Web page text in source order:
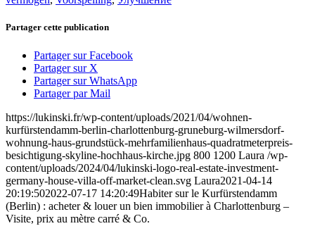
Partager cette publication
Partager sur Facebook
Partager sur X
Partager sur WhatsApp
Partager par Mail
https://lukinski.fr/wp-content/uploads/2021/04/wohnen-
kurfürstendamm-berlin-charlottenburg-gruneburg-wilmersdorf-
wohnung-haus-grundstück-mehrfamilienhaus-quadratmeterpreis-
besichtigung-skyline-hochhaus-kirche.jpg 800 1200 Laura /wp-
content/uploads/2024/04/lukinski-logo-real-estate-investment-
germany-house-villa-off-market-clean.svg Laura2021-04-14
20:19:502022-07-17 14:20:49Habiter sur le Kurfürstendamm
(Berlin) : acheter & louer un bien immobilier à Charlottenburg –
Visite, prix au mètre carré & Co.